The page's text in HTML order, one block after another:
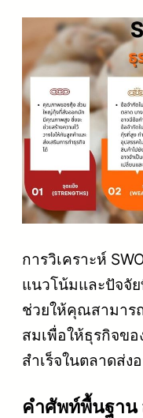
การวิเคราะห์
แนวโน้มและปัจจั
ช่วยให้คุณสามาร
สมเพื่อให้ธุรกิจข
สำเร็จในตลาดส่ง
คําศัพท์พื้นฐาน